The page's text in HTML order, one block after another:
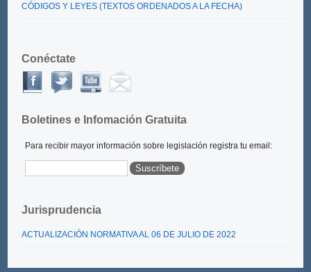
CÓDIGOS Y LEYES (TEXTOS ORDENADOS A LA FECHA)
Conéctate
Boletines e Infomación Gratuita
Para recibir mayor información sobre legislación registra tu email:
Jurisprudencia
ACTUALIZACIÓN NORMATIVA AL 06 DE JULIO DE 2022